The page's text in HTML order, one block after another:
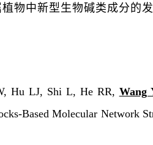
植物中新型生物碱类成分的
Hu LJ, Shi L, He RR, Wang
Based Molecular Network